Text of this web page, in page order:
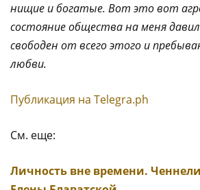
нищие и богатые. Вот это вот
состояние общества на меня
свободен от всего этого и
любви.
Публикация на Тelegra.ph
См. еще:
Личность вне времени.